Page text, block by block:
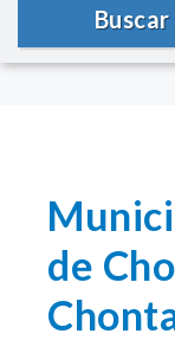
Buscar
de